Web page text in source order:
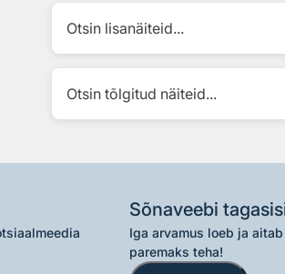
Otsin lisanäiteid...
Otsin tõlgitud näiteid...
Sõnaveebi
Iga arvamus loeb ja
paremaks teha!